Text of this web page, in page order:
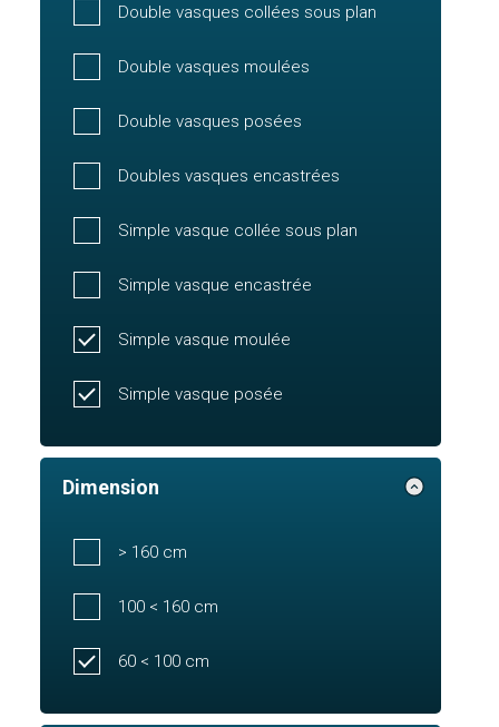
Double vasques collées sous plan
Double vasques moulées
Double vasques posées
Doubles vasques encastrées
Simple vasque collée sous plan
Simple vasque encastrée
Simple vasque moulée
Simple vasque posée
Dimension
> 160 cm
100 < 160 cm
60 < 100 cm